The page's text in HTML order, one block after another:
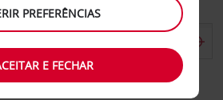
de devolução diferente
PREFERÊNCIAS
E FECHAR